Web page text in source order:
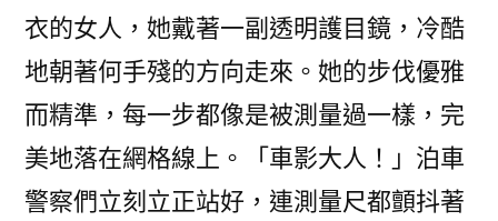
衣的女人，她戴著一副透明護目鏡，冷酷
地朝著何手殘的方向走來。她的步伐優雅
而精準，每一步都像是被測量過一樣，完
美地落在網格線上。「車影大人！」泊車
警察們立刻立正站好，連測量尺都顫抖著